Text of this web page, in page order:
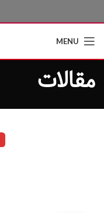
MENU
مقالات